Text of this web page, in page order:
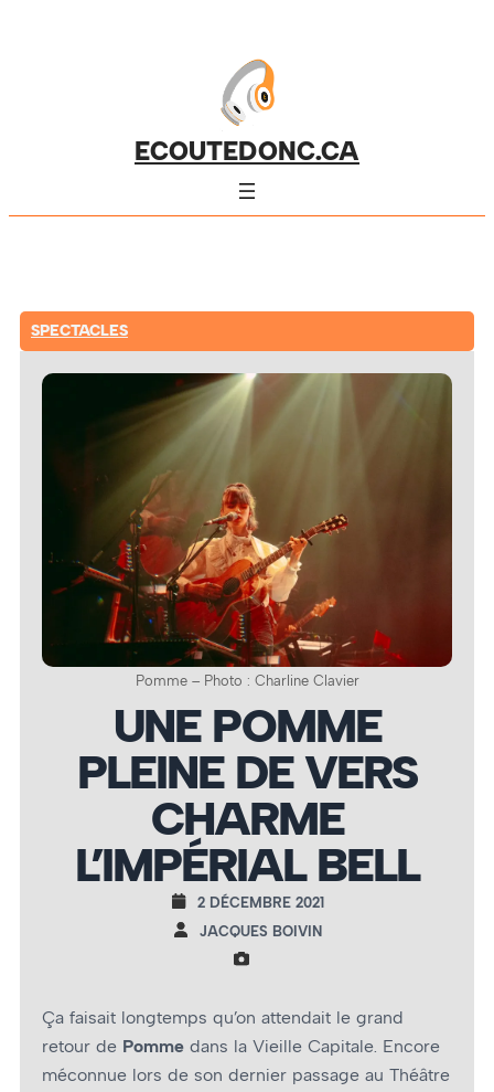
ECOUTEDONC.CA
SPECTACLES
Pomme – Photo : Charline Clavier
UNE POMME
PLEINE DE VERS
CHARME
L’IMPÉRIAL BELL
2 DÉCEMBRE 2021
JACQUES BOIVIN
Ça faisait longtemps qu’on attendait le grand
retour de Pomme dans la Vieille Capitale. Encore
méconnue lors de son dernier passage au Théâtre